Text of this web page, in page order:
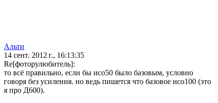
Альти
14 сент. 2012 г., 16:13:35
Re[фоторулюбитель]:
то всё правильно, если бы исо50 было базовым, условно
говоря без усиления. но ведь пишется что базовое исо100 (это
я про Д600).